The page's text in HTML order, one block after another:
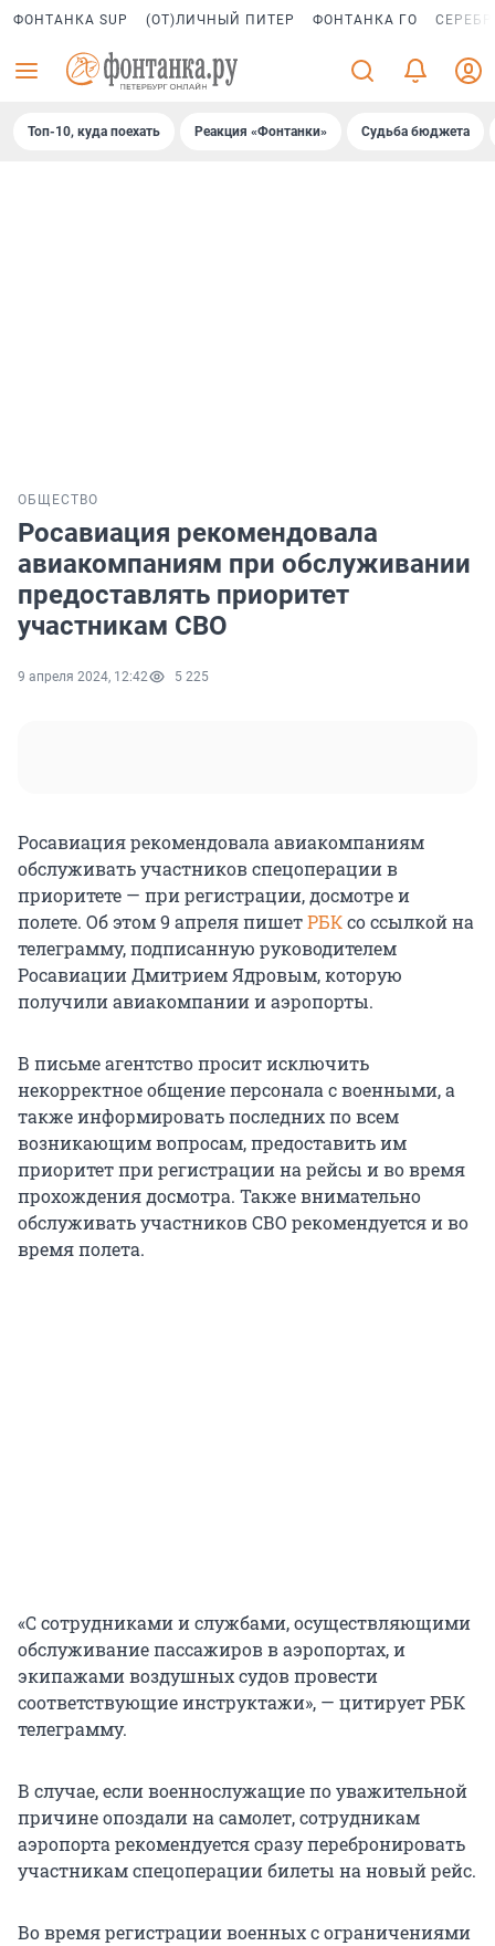
ФОНТАНКА SUP (ОТ)ЛИЧНЫЙ ПИТЕР ФОНТАНКА ГО
Топ-10, куда поехать Реакция «Фонтанки» Судьба бюджета
ОБЩЕСТВО
Росавиация рекомендовала
авиакомпаниям при обслуживании
предоставлять приоритет
участникам СВО
9 апреля 2024, 12:42 5 225
Росавиация рекомендовала авиакомпаниям
обслуживать участников спецоперации в
приоритете — при регистрации, досмотре и
полете. Об этом 9 апреля пишетРБКсо ссылкой на
телеграмму, подписанную руководителем
Росавиации Дмитрием Ядровым, которую
получили авиакомпании и аэропорты.
В письме агентство просит исключить
некорректное общение персонала с военными, а
также информировать последних по всем
возникающим вопросам, предоставить им
приоритет при регистрации на рейсы и во время
прохождения досмотра. Также внимательно
обслуживать участников СВО рекомендуется и во
время полета.
«С сотрудниками и службами, осуществляющими
обслуживание пассажиров в аэропортах, и
экипажами воздушных судов провести
соответствующие инструктажи», — цитирует РБК
телеграмму.
В случае, если военнослужащие по уважительной
причине опоздали на самолет, сотрудникам
аэропорта рекомендуется сразу перебронировать
участникам спецоперации билеты на новый рейс.
Во время регистрации военных с ограничениями